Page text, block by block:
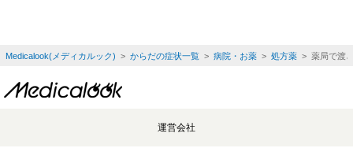
Medicalook(メディカルック) > からだの症状一覧> 病院・お薬> 処方薬> 薬局で渡さ
運営会社